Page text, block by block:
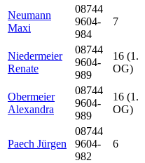
Neumann
Maxi
08744
9604-
984
7
Niedermeier
Renate
08744
9604-
989
16 (1.
OG)
Obermeier
Alexandra
08744
9604-
989
16 (1.
OG)
Paech Jürgen
08744
9604-
982
6